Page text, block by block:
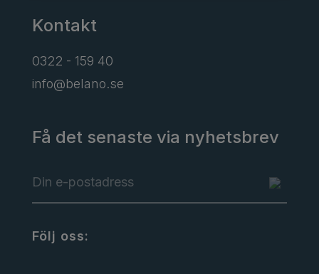
Kontakt
0322 - 159 40
info@belano.se
Få det senaste via nyhetsbrev
Följ oss: